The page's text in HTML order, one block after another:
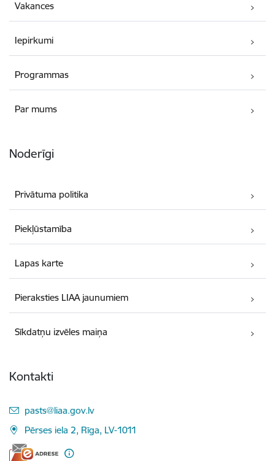
Vakances
Iepirkumi
Programmas
Par mums
Noderīgi
Privātuma politika
Piekļūstamība
Lapas karte
Pieraksties LIAA jaunumiem
Sīkdatņu izvēles maiņa
Kontakti
E-pasts:
pasts@liaa.gov.lv
Pērses iela 2, Rīga, LV-1011